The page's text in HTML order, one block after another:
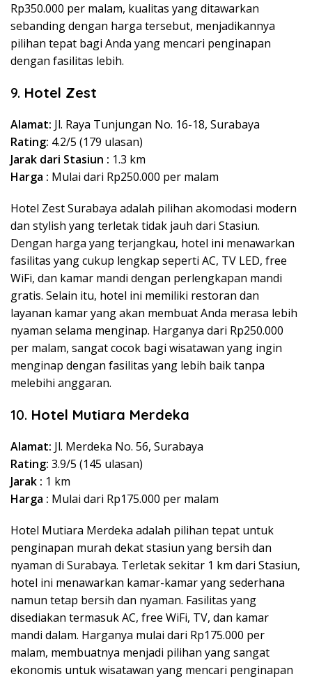
Rp350.000 per malam, kualitas yang ditawarkan
sebanding dengan harga tersebut, menjadikannya
pilihan tepat bagi Anda yang mencari penginapan
dengan fasilitas lebih.
9. Hotel Zest
Alamat: Jl. Raya Tunjungan No. 16-18, Surabaya
Rating: 4.2/5 (179 ulasan)
Jarak dari Stasiun : 1.3 km
Harga : Mulai dari Rp250.000 per malam
Hotel Zest Surabaya adalah pilihan akomodasi modern
dan stylish yang terletak tidak jauh dari Stasiun.
Dengan harga yang terjangkau, hotel ini menawarkan
fasilitas yang cukup lengkap seperti AC, TV LED, free
WiFi, dan kamar mandi dengan perlengkapan mandi
gratis. Selain itu, hotel ini memiliki restoran dan
layanan kamar yang akan membuat Anda merasa lebih
nyaman selama menginap. Harganya dari Rp250.000
per malam, sangat cocok bagi wisatawan yang ingin
menginap dengan fasilitas yang lebih baik tanpa
melebihi anggaran.
10. Hotel Mutiara Merdeka
Alamat: Jl. Merdeka No. 56, Surabaya
Rating: 3.9/5 (145 ulasan)
Jarak : 1 km
Harga : Mulai dari Rp175.000 per malam
Hotel Mutiara Merdeka adalah pilihan tepat untuk
penginapan murah dekat stasiun yang bersih dan
nyaman di Surabaya. Terletak sekitar 1 km dari Stasiun,
hotel ini menawarkan kamar-kamar yang sederhana
namun tetap bersih dan nyaman. Fasilitas yang
disediakan termasuk AC, free WiFi, TV, dan kamar
mandi dalam. Harganya mulai dari Rp175.000 per
malam, membuatnya menjadi pilihan yang sangat
ekonomis untuk wisatawan yang mencari penginapan